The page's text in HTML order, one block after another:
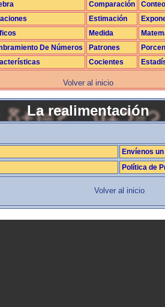
Comparación Conteo
Estimación
Medida
De Números
Patrones
Cocientes
Volver al inicio
La realimentación
Envíenos
Política de
Volver al inicio